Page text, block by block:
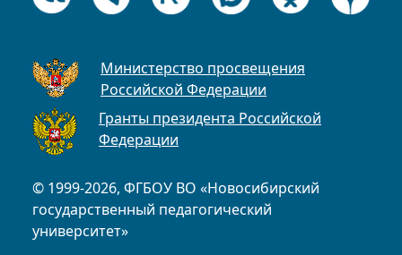
© 1999-2026, ФГБОУ ВО «Новосибирский
государственный педагогический
университет»
Министерство просвещения
Российской Федерации
Гранты президента Российской
Федерации